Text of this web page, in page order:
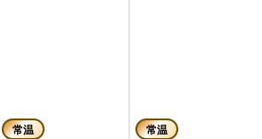
常温 常温